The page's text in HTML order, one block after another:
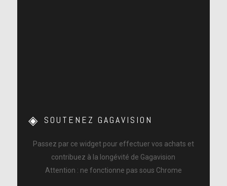
SOUTENEZ GAGAVISION
Passez par ce widget pour effectuer vos achats et
contribuez à la longévité de Gagavision
Attention : ne fonctionne pas sous Chrome